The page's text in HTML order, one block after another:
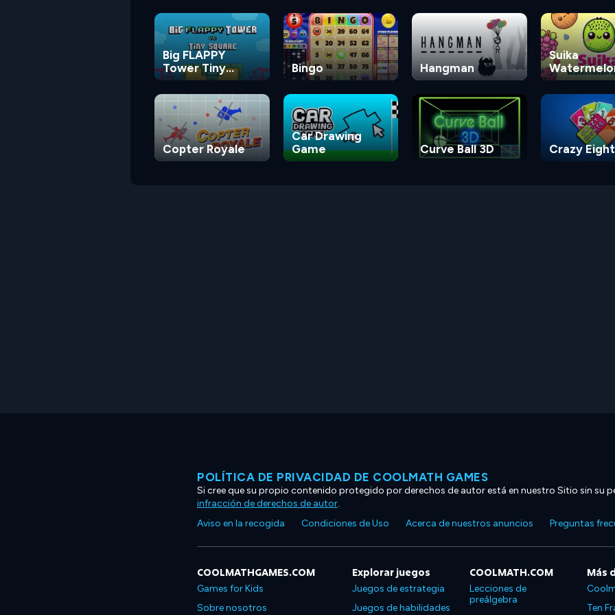
Big FLAPPY
Tower Tiny
Square
Bingo Hangman
Suika
Game
Copter Royale
Car Drawing
Game
Curve Ball 3D Crazy
POLÍTICA DE PRIVACIDAD DE COOLMATH GAMES
Si cree que su propio contenido protegido por derechos de autor está en nuestro Sitio sin su
infracción de derechos de autor.
Aviso en la recogida
Condiciones de Uso Acerca de nuestros anuncios Preguntas
COOLMATHGAMES.COM
Games for Kids
Sobre nosotros
Explorar juegos
Juegos de estrategia
Juegos de habilidades
COOLMATH.COM
Lecciones de
preálgebra
Más
Ten